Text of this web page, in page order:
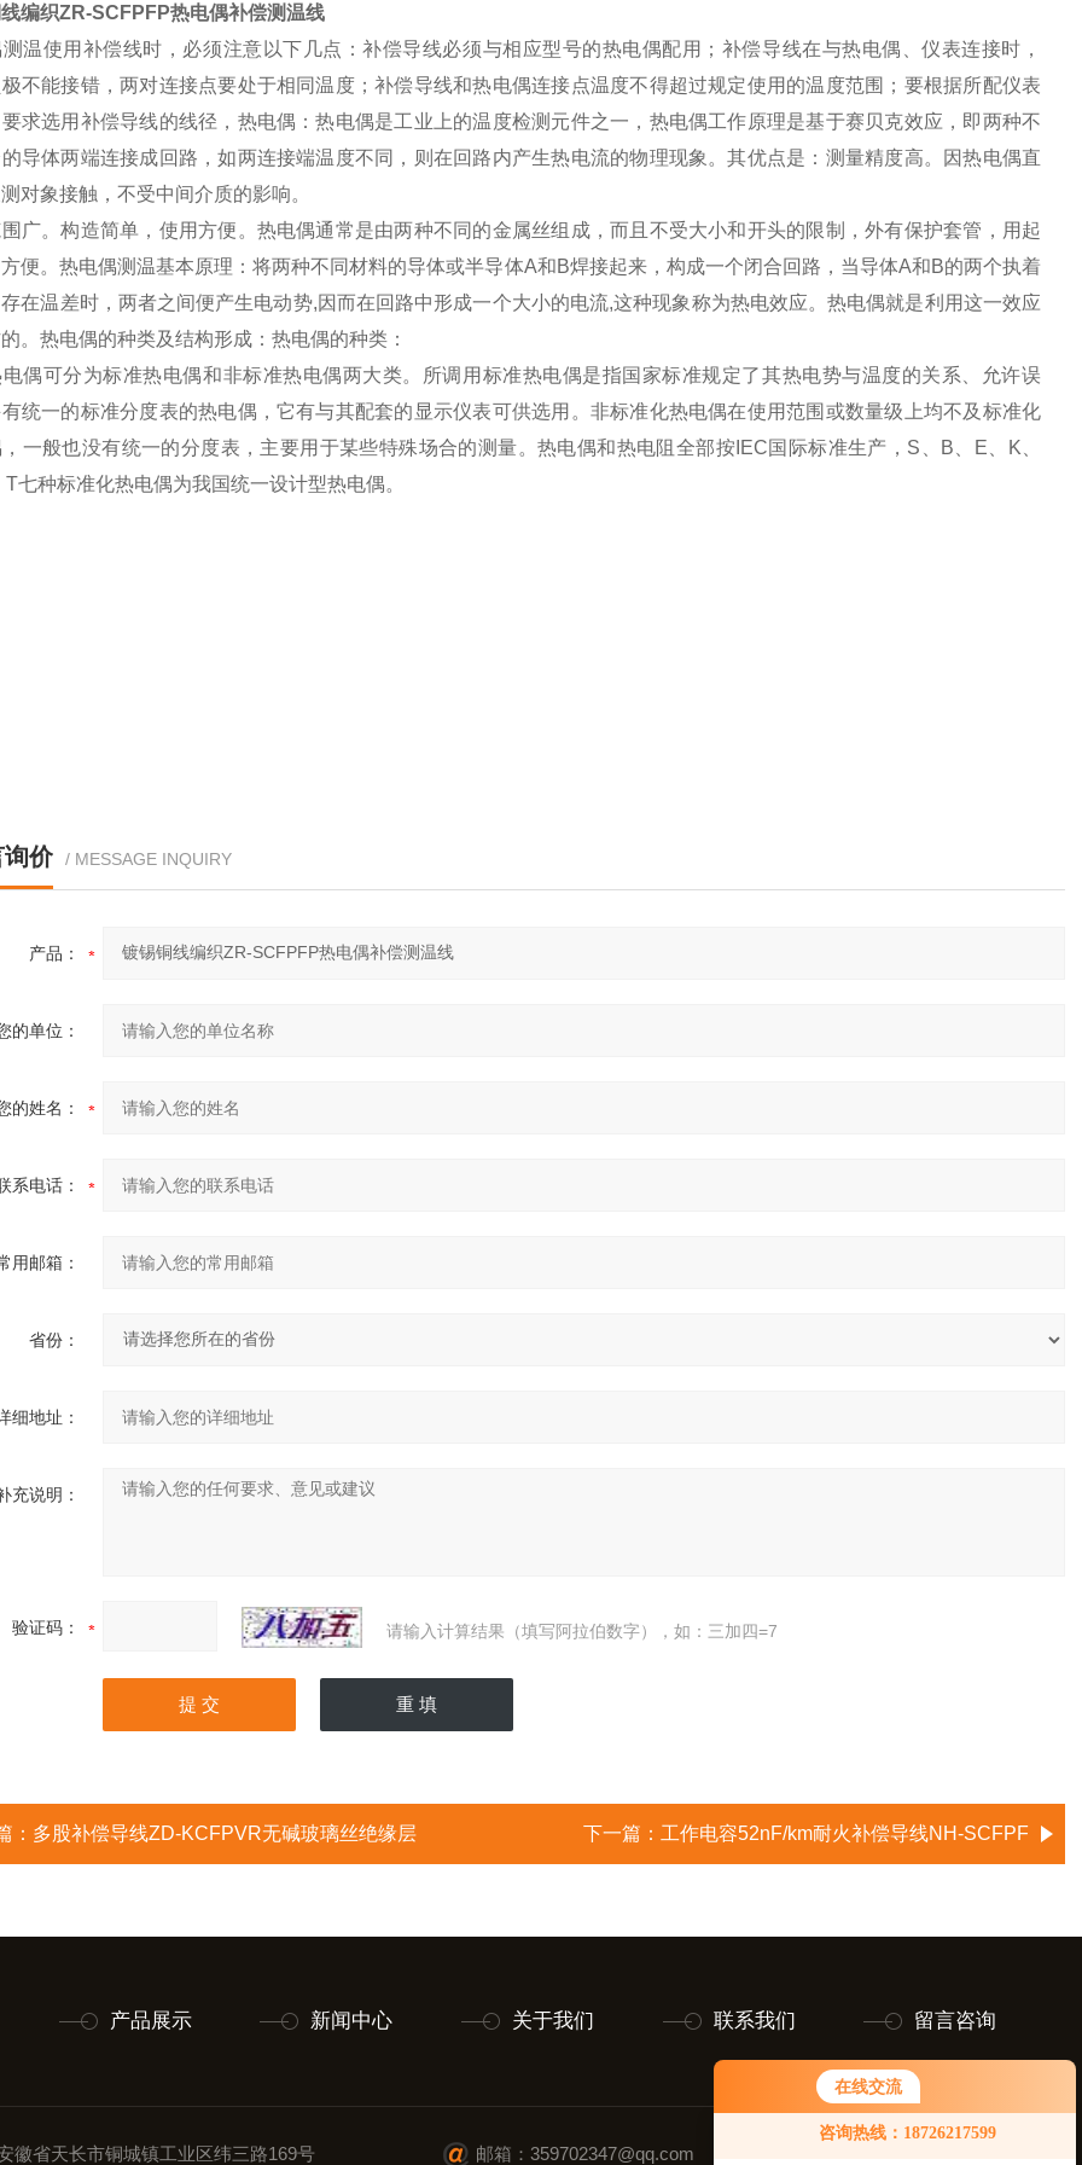
在线交流
咨询热线：18726217599
编织ZR-SCFPFP热电偶补偿测温线
温使用补偿线时，必须注意以下几点：补偿导线必须与相应型号的热电偶配用；补偿导线在与热电偶、仪表连接时，
不能接错，两对连接点要处于相同温度；补偿导线和热电偶连接点温度不得超过规定使用的温度范围；要根据所配仪表
求选用补偿导线的线径，热电偶：热电偶是工业上的温度检测元件之一，热电偶工作原理是基于赛贝克效应，即两种不
导体两端连接成回路，如两连接端温度不同，则在回路内产生热电流的物理现象。其优点是：测量精度高。因热电偶直
对象接触，不受中间介质的影响。
广。构造简单，使用方便。热电偶通常是由两种不同的金属丝组成，而且不受大小和开头的限制，外有保护套管，用起
便。热电偶测温基本原理：将两种不同材料的导体或半导体A和B焊接起来，构成一个闭合回路，当导体A和B的两个执着
在温差时，两者之间便产生电动势,因而在回路中形成一个大小的电流,这种现象称为热电效应。热电偶就是利用这一效应
。热电偶的种类及结构形成：热电偶的种类：
偶可分为标准热电偶和非标准热电偶两大类。所调用标准热电偶是指国家标准规定了其热电势与温度的关系、允许误
统一的标准分度表的热电偶，它有与其配套的显示仪表可供选用。非标准化热电偶在使用范围或数量级上均不及标准化
一般也没有统一的分度表，主要用于某些特殊场合的测量。热电偶和热电阻全部按IEC国际标准生产，S、B、E、K、
七种标准化热电偶为我国统一设计型热电偶。
价 / MESSAGE INQUIRY
产品：
的单位：
的姓名：
系电话：
用邮箱：
省份：
细地址：
充说明：
验证码： 请输入计算结果（填写阿拉伯数字），如：三加四=7
： 多股补偿导线ZD-KCFPVR无碱玻璃丝绝缘层 下一篇： 工作电容52nF/km耐火补偿导线NH-SCFPF
产品展示 新闻中心 关于我们 联系我们 留言咨询
徽省天长市铜城镇工业区纬三路169号 邮箱：359702347@qq.com